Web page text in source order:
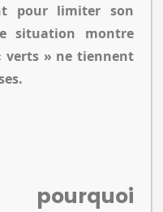
pour limiter son
situation montre
verts » ne tiennent
pourquoi